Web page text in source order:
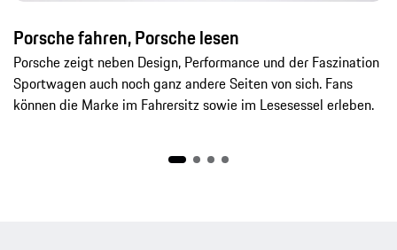
Porsche fahren, Porsche lesen
Porsche zeigt neben Design, Performance und der Faszination
Sportwagen auch noch ganz andere Seiten von sich. Fans
können die Marke im Fahrersitz sowie im Lesesessel erleben.